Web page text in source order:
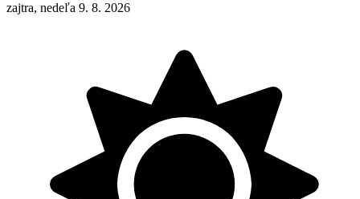
zajtra, nedeľa 9. 8. 2026